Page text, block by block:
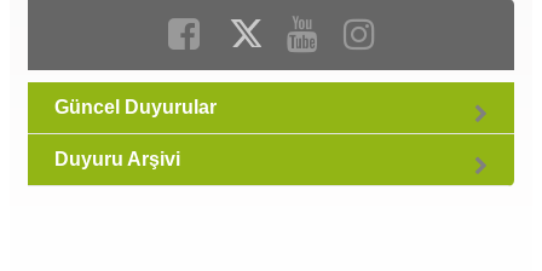
Güncel Duyurular
Duyuru Arşivi